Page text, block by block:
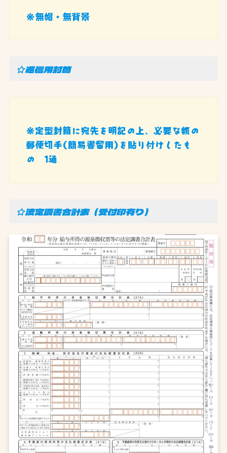
※無帽・無背景
☆返信用封筒
※定型封筒に宛先を明記の上、必要な額の
郵便切手(簡易書留用)を貼り付けしたも
の 1通
☆法定調書合計表（受付印有り）